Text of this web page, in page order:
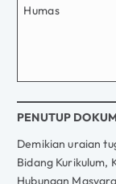
Humas
PENUTUP
Demikian uraian
Bidang Kurikulum,
Hubungan